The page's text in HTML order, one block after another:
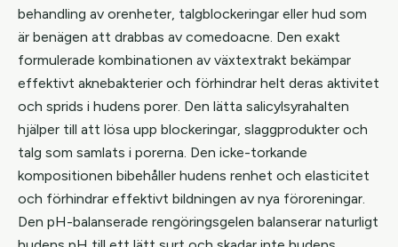
behandling av orenheter, talgblockeringar eller hud som
är benägen att drabbas av comedoacne. Den exakt
formulerade kombinationen av växtextrakt bekämpar
effektivt aknebakterier och förhindrar helt deras aktivitet
och sprids i hudens porer. Den lätta salicylsyrahalten
hjälper till att lösa upp blockeringar, slaggprodukter och
talg som samlats i porerna. Den icke-torkande
kompositionen bibehåller hudens renhet och elasticitet
och förhindrar effektivt bildningen av nya föroreningar.
Den pH-balanserade rengöringsgelen balanserar naturligt